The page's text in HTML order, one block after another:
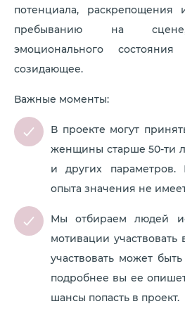
потенциала,
пребыванию на сцене,
эмоционального
созидающее.
Важные моменты:
В проекте могут
женщины старше 50-ти
и других параметров.
опыта значения не
Мы отбираем людей
мотивации
участвовать может
подробнее вы ее
шансы попасть в проект.